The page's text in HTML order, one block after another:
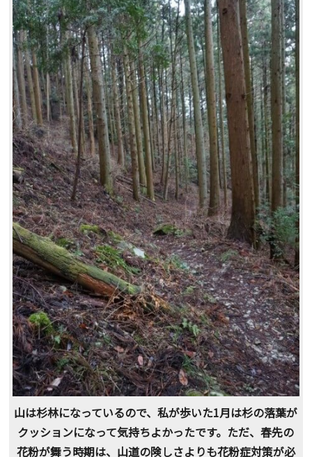
山は杉林になっているので、私が歩いた1月は杉の落葉が
クッションになって気持ちよかったです。ただ、春先の
花粉が舞う時期は、山道の険しさよりも花粉症対策が必